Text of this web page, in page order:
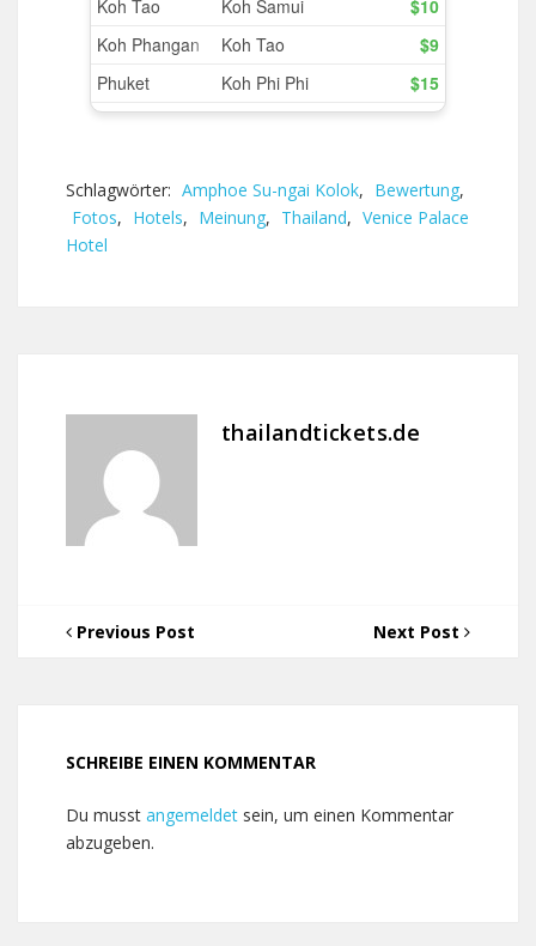
Schlagwörter: Amphoe Su-ngai Kolok, Bewertung,
Fotos, Hotels, Meinung, Thailand, Venice Palace
Hotel
thailandtickets.de
Previous Post Next Post
SCHREIBE EINEN KOMMENTAR
Du musst angemeldet sein, um einen Kommentar
abzugeben.